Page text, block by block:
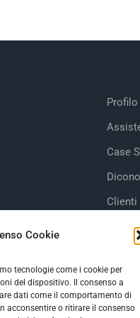
Cookie
tecnologie come i cookie per
del dispositivo. Il consenso a
dati come il comportamento di
acconsentire o ritirare il consenso
Profilo
Case
Clienti